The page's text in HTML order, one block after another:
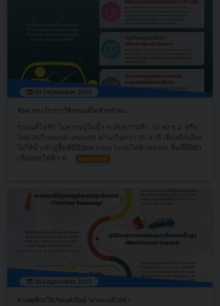
09 September 2567
ข้อควรระวัง! การใช้รถยนต์ไฟฟ้าหน้าฝน
รถยนต์ไฟฟ้า ไม่ควรอยู่ในน้ำ ระดับความลึก 30-40 ซ.ม. หรือ
ไม่ควรเกินขอบล่างของรถ นานเกินกว่า 30 นาที เพื่อหลีกเลี่ยง
ไม่ให้น้ำเข้าสู่พื้นที่ที่มีปุ่มควบคุม ระบบไฟฟ้าของรถ พื้นที่ที่มีตัว
เชื่อมต่อไฟฟ้า ห...
Read more
06 September 2567
สาเหตุที่ก่อให้เกิดเพลิงไหม้ “ยานยนต์ไฟฟ้า”